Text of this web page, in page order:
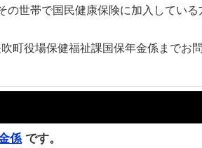
の世帯で国民健康保険に加入してい
町役場保健福祉課国保年金係までお
係 です。